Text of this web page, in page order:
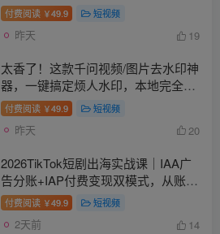
付费阅读 ￥49.9 短视频
昨天 19
太香了！这款千问视频/图片去水印神
器，一键搞定烦人水印，本地完全免
费，浏览器拓展插件
付费阅读 ￥49.9 短视频
昨天 20
2026TikTok短剧出海实战课｜IAA广
告分账+IAP付费变现双模式，从账号
搭建、平台规则到回款全流程落地教
程
付费阅读 ￥49.9 短视频
2天前 14